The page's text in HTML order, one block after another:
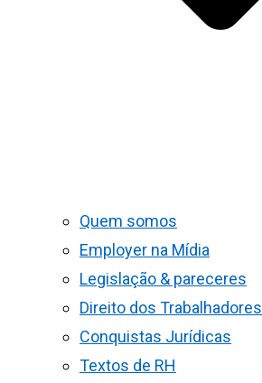
Quem somos
Employer na Mídia
Legislação & pareceres
Direito dos Trabalhadores
Conquistas Jurídicas
Textos de RH